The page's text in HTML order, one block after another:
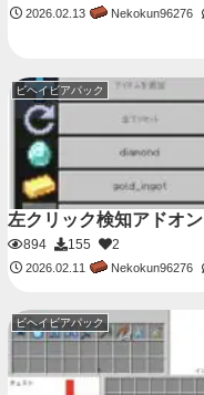
2026.02.13 Nekokun96276
ビヘイビアパック
左クリック検知アドオン
894 155 2
2026.02.11 Nekokun96276
ビヘイビアパック